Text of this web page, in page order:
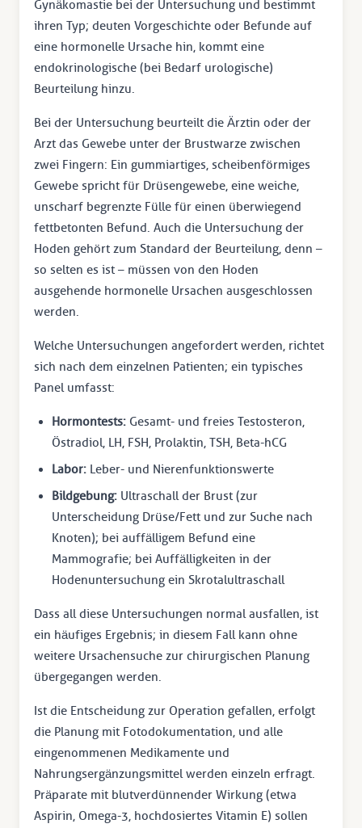
Gynäkomastie bei der Untersuchung und bestimmt
ihren Typ; deuten Vorgeschichte oder Befunde auf
eine hormonelle Ursache hin, kommt eine
endokrinologische (bei Bedarf urologische)
Beurteilung hinzu.
Bei der Untersuchung beurteilt die Ärztin oder der
Arzt das Gewebe unter der Brustwarze zwischen
zwei Fingern: Ein gummiartiges, scheibenförmiges
Gewebe spricht für Drüsengewebe, eine weiche,
unscharf begrenzte Fülle für einen überwiegend
fettbetonten Befund. Auch die Untersuchung der
Hoden gehört zum Standard der Beurteilung, denn –
so selten es ist – müssen von den Hoden
ausgehende hormonelle Ursachen ausgeschlossen
werden.
Welche Untersuchungen angefordert werden, richtet
sich nach dem einzelnen Patienten; ein typisches
Panel umfasst:
Hormontests: Gesamt- und freies Testosteron,
Östradiol, LH, FSH, Prolaktin, TSH, Beta-hCG
Labor: Leber- und Nierenfunktionswerte
Bildgebung: Ultraschall der Brust (zur
Unterscheidung Drüse/Fett und zur Suche nach
Knoten); bei auffälligem Befund eine
Mammografie; bei Auffälligkeiten in der
Hodenuntersuchung ein Skrotalultraschall
Dass all diese Untersuchungen normal ausfallen, ist
ein häufiges Ergebnis; in diesem Fall kann ohne
weitere Ursachensuche zur chirurgischen Planung
übergegangen werden.
Ist die Entscheidung zur Operation gefallen, erfolgt
die Planung mit Fotodokumentation, und alle
eingenommenen Medikamente und
Nahrungsergänzungsmittel werden einzeln erfragt.
Präparate mit blutverdünnender Wirkung (etwa
Aspirin, Omega-3, hochdosiertes Vitamin E) sollen